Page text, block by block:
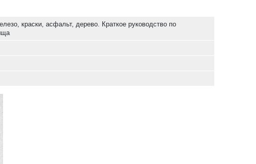
краски, асфальт, дерево. Краткое руководство по